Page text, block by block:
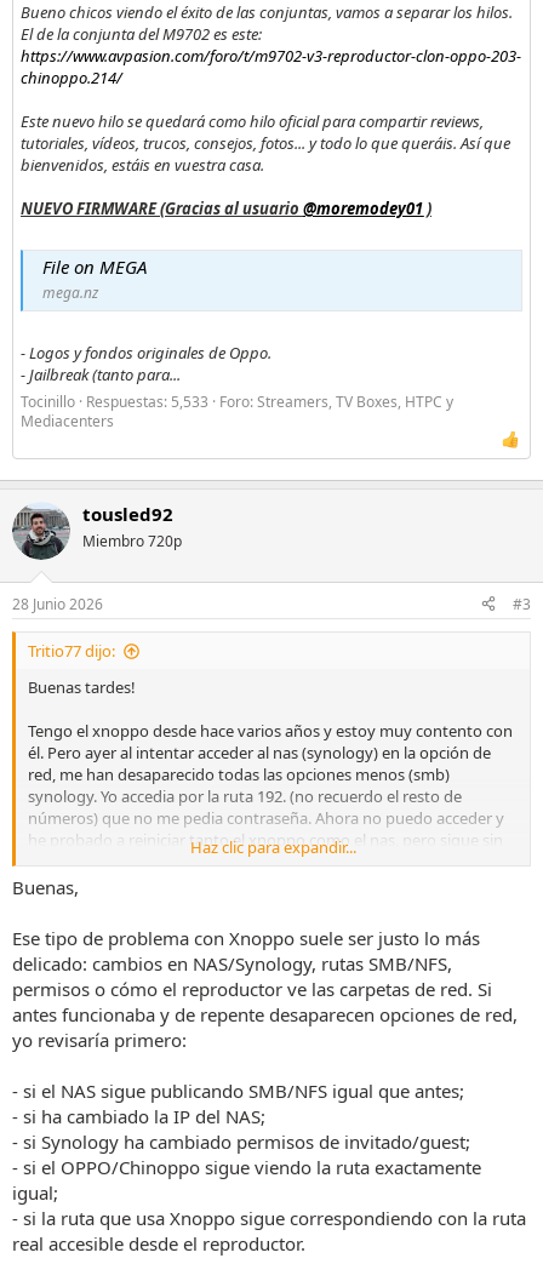
Bueno chicos viendo el éxito de las conjuntas, vamos a separar los hilos.
El de la conjunta del M9702 es este:
https://www.avpasion.com/foro/t/m9702-v3-reproductor-clon-oppo-203-
chinoppo.214/
Este nuevo hilo se quedará como hilo oficial para compartir reviews,
tutoriales, vídeos, trucos, consejos, fotos... y todo lo que queráis. Así que
bienvenidos, estáis en vuestra casa.
NUEVO FIRMWARE (Gracias al usuario @moremodey01 )
File on MEGA
mega.nz
- Logos y fondos originales de Oppo.
- Jailbreak (tanto para...
Tocinillo Respuestas: 5,533 Foro:Streamers, TV Boxes, HTPC y
Mediacenters
tousled92
Miembro 720p
28 Junio 2026 #3
Tritio77 dijo:
Buenas tardes!
Tengo el xnoppo desde hace varios años y estoy muy contento con
él. Pero ayer al intentar acceder al nas (synology) en la opción de
red, me han desaparecido todas las opciones menos (smb)
synology. Yo accedia por la ruta 192. (no recuerdo el resto de
números) que no me pedia contraseña. Ahora no puedo acceder y
he probado a reiniciar tanto el xnoppo como el nas, pero sigue sin
aparecer las opciones de red.
He buscado por los foros a ver si encontraba la configuración del
instalado. No se si hay algún problema porque actualicé hace poco
el synology y ha cambiado algo, el caso es que desde que lo
actualicé hasta que me ha aparecido este error ha pasado más de
una semana. Por lo que no se si se ha desconfigurado algo.
Si hay algún tutorial de como volver a configurar, os lo agradecería.
Muchas gracias de antemano y seguiré buscando mientras tanto a
ver si consigo solucionarlo
Un saludo
Haz clic para expandir...
Buenas,
Ese tipo de problema con Xnoppo suele ser justo lo más
delicado: cambios en NAS/Synology, rutas SMB/NFS,
permisos o cómo el reproductor ve las carpetas de red. Si
antes funcionaba y de repente desaparecen opciones de red,
yo revisaría primero:
- si el NAS sigue publicando SMB/NFS igual que antes;
- si ha cambiado la IP del NAS;
- si Synology ha cambiado permisos de invitado/guest;
- si el OPPO/Chinoppo sigue viendo la ruta exactamente
igual;
- si la ruta que usa Xnoppo sigue correspondiendo con la ruta
real accesible desde el reproductor.